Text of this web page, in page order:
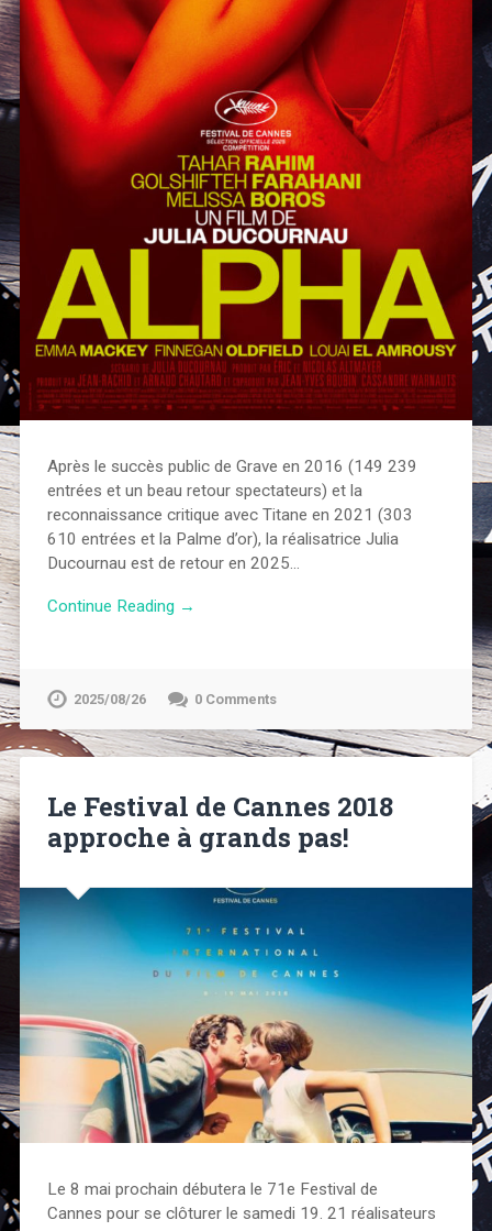
Après le succès public de Grave en 2016 (149 239
entrées et un beau retour spectateurs) et la
reconnaissance critique avec Titane en 2021 (303
610 entrées et la Palme d’or), la réalisatrice Julia
Ducournau est de retour en 2025…
Continue Reading →
2025/08/26 0 Comments
Le Festival de Cannes 2018
approche à grands pas!
Le 8 mai prochain débutera le 71e Festival de
Cannes pour se clôturer le samedi 19. 21 réalisateurs